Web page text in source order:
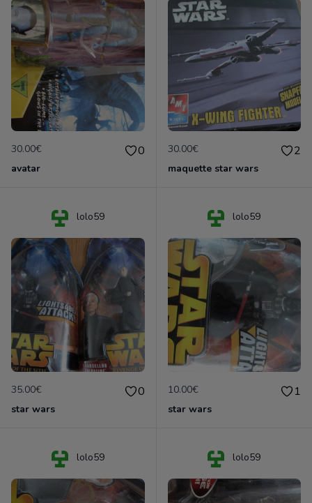
30.00€ 0
avatar
30.00€ 2
maquette star wars
lolo59
35.00€ 0
star wars
lolo59
10.00€ 1
star wars
lolo59 lolo59